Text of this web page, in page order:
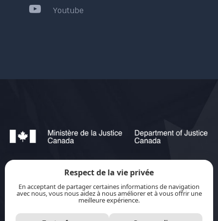
Youtube
jurisource.ca est financé par le ministère de la
Justice du Canada dans le cadre duPlan
d’action pour les langues officielles 2023-2028 :
Respect de la vie privée
En acceptant de partager certaines informations de navigation
avec nous, vous nous aidez à nous améliorer et à vous offrir une
meilleure expérience.